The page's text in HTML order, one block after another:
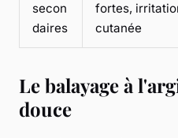
secon
daires
fortes,
cutanée
Le balayage à
douce